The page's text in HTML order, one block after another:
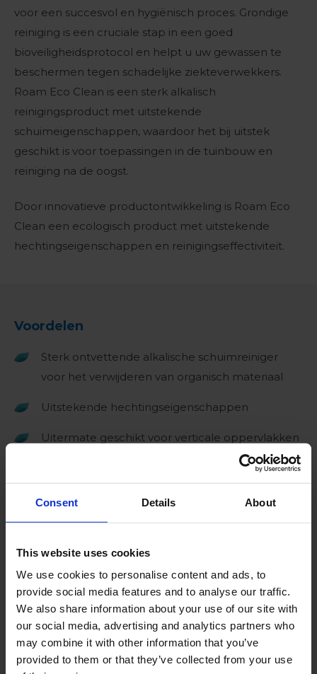
Consent Details About
This website uses cookies
We use cookies to personalise content and ads, to
provide social media features and to analyse our traffic.
We also share information about your use of our site with
our social media, advertising and analytics partners who
may combine it with other information that you’ve
provided to them or that they’ve collected from your use
voor een succesvol en hygiënisch proces. Grondige
reiniging is een cruciale stap in een goed
bioveiligheidsprotocol en helpt u uw gewassen te
beschermen tegen schadelijke ziekteverwekkers.
Roam Eco Clean is een sterk alkalisch
reinigingsproduct met uitstekende
schuimeigenschappen, waardoor het bij uitstek
geschikt is voor toepassingen in de tuinbouw en
reiniging na de oogst.
Door innovatieve productontwikkeling is Roam Eco
Clean een ecologisch product met uitstekende
hechtingseigenschappen en reinigingseffectiviteit.
Voordelen
Sterk ontvettende alkalische schuimreiniger
voor het verwijderen van organisch materiaal
Uitstekende hechtingseigenschappen
Uitermate geschikt voor verticale oppervlakken
Reiniging van moeilijk te bereiken plaatsen
Superieur schuimvermogen en stabiliteit
Maakt schoonmaken zichtbaar
Reinigt snel plantenresten en plantensappen
Gemakkelijk aan te brengen en af te spoelen
Kan worden toegepast met diverse standaard
hogedruk-units, lagedruk-units en